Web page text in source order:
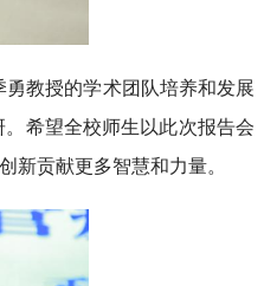
教授的学术团队培养和发展
希望全校师生以此次报告会
新贡献更多智慧和力量。